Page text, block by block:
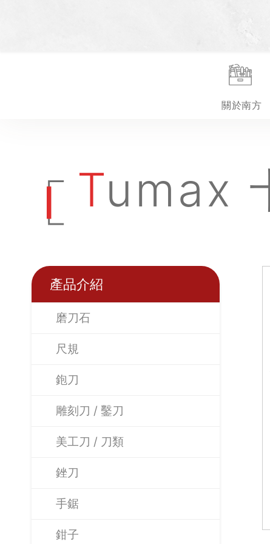
關於南方
產品介紹
磨刀石
尺規
鉋刀
雕刻刀 / 鑿刀
美工刀 / 刀類
銼刀
手鋸
鉗子